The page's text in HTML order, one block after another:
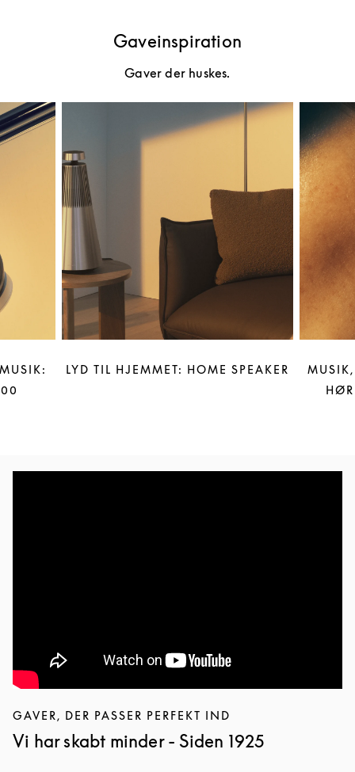
Gaveinspiration
Gaver der huskes.
LYD TIL HJEMMET: HOME SPEAKER
GAVER, DER PASSER PERFEKT IND
Vi har skabt minder - Siden 1925